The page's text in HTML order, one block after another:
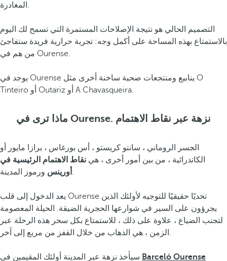
المغادرة.
التصميم الحالي هو نتيجة الإصلاحات المستمرة التي تسمح لك اليوم
بالاستمتاع بهذه المساحة على أكمل وجه: تجربة حرارية فريدة ستفاجئ
من هم في Ourense.
يوجد في Ourense ينابيع ومنتجعات صحية ساخنة أخرى مثل O
Tinteiro أو Outariz أو A Chavasqueira.
ماذا ترى في Ourense. نزهة عبر نقاط الاهتمام
الجسر الروماني ، سانتو كريستو ، أس بورغاس ، برازا مايور أو
الكاتدرائية ، من بين أمور أخرى ، هي نقاط الاهتمام الرئيسية في
أورينس ورموز المدينة.
يعد الدخول إلى قلب Ourense تحديًا حقيقيًا للتوجيه لأولئك الذين
يجرؤون على السير في شوارعها الحجرية الضيقة. الحيلة المعصومة
لتجنب الضياع ، علاوة على ذلك ، للاستمتاع بكل سحر هذه الرحلة عبر
الزمن ، هي الذهاب من خلال القفز من مربع إلى آخر.
Barceló Ourense